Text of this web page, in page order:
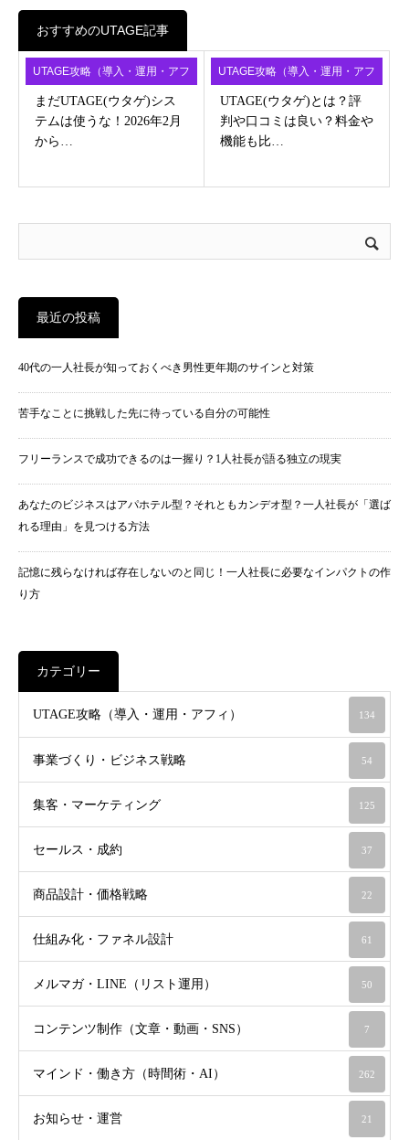
おすすめのUTAGE記事
UTAGE攻略（導入・運用・アフ
ィ）
まだUTAGE(ウタゲ)シス
テムは使うな！2026年2月
から…
UTAGE攻略（導入・運用・アフ
ィ）
UTAGE(ウタゲ)とは？評
判や口コミは良い？料金や
機能も比…
最近の投稿
40代の一人社長が知っておくべき男性更年期のサインと対策
苦手なことに挑戦した先に待っている自分の可能性
フリーランスで成功できるのは一握り？1人社長が語る独立の現実
あなたのビジネスはアパホテル型？それともカンデオ型？一人社長が「選ば
れる理由」を見つける方法
記憶に残らなければ存在しないのと同じ！一人社長に必要なインパクトの作
り方
カテゴリー
UTAGE攻略（導入・運用・アフィ） 134
事業づくり・ビジネス戦略 54
集客・マーケティング 125
セールス・成約 37
商品設計・価格戦略 22
仕組み化・ファネル設計 61
メルマガ・LINE（リスト運用） 50
コンテンツ制作（文章・動画・SNS） 7
マインド・働き方（時間術・AI） 262
お知らせ・運営 21